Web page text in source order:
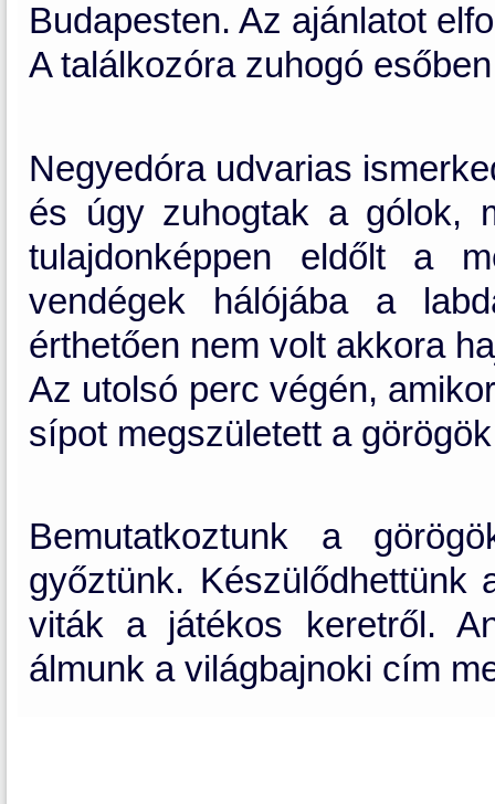
Budapesten. Az ajánlatot
A találkozóra zuhogó
Negyedóra udvarias
és úgy zuhogtak a gólok,
tulajdonképpen eldőlt a
vendégek hálójába a
érthetően nem volt akkora
Az utolsó perc végén,
sípot megszületett a
Bemutatkoztunk a
győztünk.
viták a játékos keretről.
álmunk a világbajnoki cím